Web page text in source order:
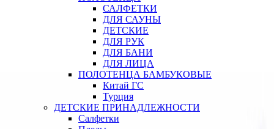
САЛФЕТКИ
ДЛЯ САУНЫ
ДЕТСКИЕ
ДЛЯ РУК
ДЛЯ БАНИ
ДЛЯ ЛИЦА
ПОЛОТЕНЦА БАМБУКОВЫЕ
Китай ГС
Турция
ДЕТСКИЕ ПРИНАДЛЕЖНОСТИ
Салфетки